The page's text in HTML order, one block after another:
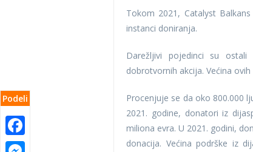
Podeli
Tokom 2021, Catalyst
instanci doniranja.
Darežljivi pojedinci su
dobrotvornih akcija. Većina
Procenjuje se da oko 800.000
2021. godine, donatori iz
miliona evra. U 2021. godini,
donacija. Većina podrške iz